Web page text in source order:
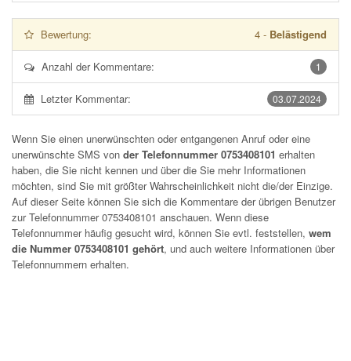
Bewertung: 4 - Belästigend
1
Anzahl der Kommentare:
03.07.2024
Letzter Kommentar:
Wenn Sie einen unerwünschten oder entgangenen Anruf oder eine
unerwünschte SMS von der Telefonnummer 0753408101 erhalten
haben, die Sie nicht kennen und über die Sie mehr Informationen
möchten, sind Sie mit größter Wahrscheinlichkeit nicht die/der Einzige.
Auf dieser Seite können Sie sich die Kommentare der übrigen Benutzer
zur Telefonnummer0753408101 anschauen. Wenn diese
Telefonnummer häufig gesucht wird, können Sie evtl. feststellen, wem
die Nummer 0753408101 gehört, und auch weitere Informationen über
Telefonnummern erhalten.